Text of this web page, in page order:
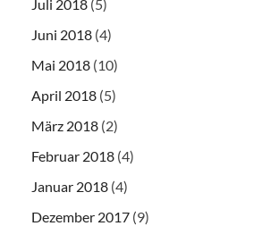
Juli 2018 (5)
Juni 2018 (4)
Mai 2018 (10)
April 2018 (5)
März 2018 (2)
Februar 2018 (4)
Januar 2018 (4)
Dezember 2017 (9)